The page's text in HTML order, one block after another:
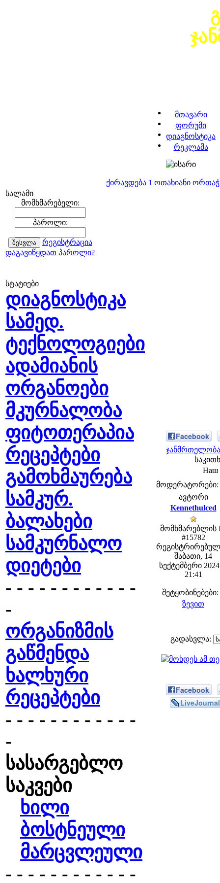
მთავარი
ფორუმი
დიაგნოსტიკა
რეკლამა
ქირავდება 1 ოთახიანი
სალამი
მომხმარებელი:
პაროლი:
რეგისტრაცია
დაგავიწყდათ პაროლი?
სტატიები
დიაგნოსტიკა
სამედ.
ტექნოლოგიები
ადამიანის
ორგანოები
მკურნალობა
ფიტოთერაპია
რეცეპტები
გამოხმაურება
სამკურ.
ბალახები
სამკურნალო
დიეტები
- - - - - - - - - - - -
-
ორგანიზმის
გაწმენდა
ხალხური
რეცეპტები
- - - - - - - - - - - -
-
სასარგებლო
საკვები
ხილი
ბოსტნეული
მარცვლეული
- - - - - - - - - - - -
Facebook
Наш
მოდერატორები:
ავტორი
Kennethulced
მომხმარებლის
#15782
შაბათი, 14
სექტემბერი
21:41
შეტყობინებები:
ზევით
გადასვლა:
Facebook
LiveJournal